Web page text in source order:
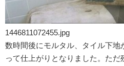
1446811072455.jpg
数時間後にモルタル、タイル下
って仕上がりとなりました。た